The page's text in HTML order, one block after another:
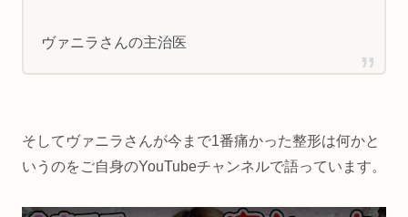
ヴァニラさんの主治医
そしてヴァニラさんが今まで1番痛かった整形は何かと
いうのをご自身のYouTubeチャンネルで語っています。